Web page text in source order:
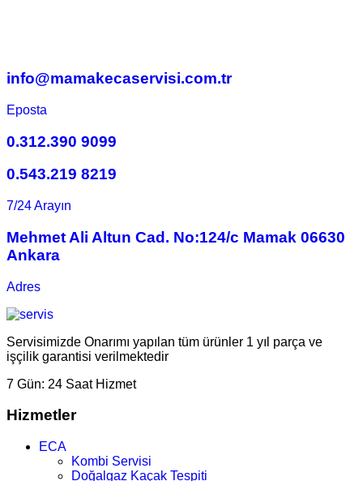
info@mamakecaservisi.com.tr
Eposta
0.312.390 9099
0.543.219 8219
7/24 Arayın
Mehmet Ali Altun Cad. No:124/c Mamak 06630
Ankara
Adres
Servisimizde Onarımı yapılan tüm ürünler 1 yıl parça ve
işçilik garantisi verilmektedir
7 Gün: 24 Saat Hizmet
Hizmetler
ECA
Kombi Servisi
Doğalgaz Kaçak Tespiti